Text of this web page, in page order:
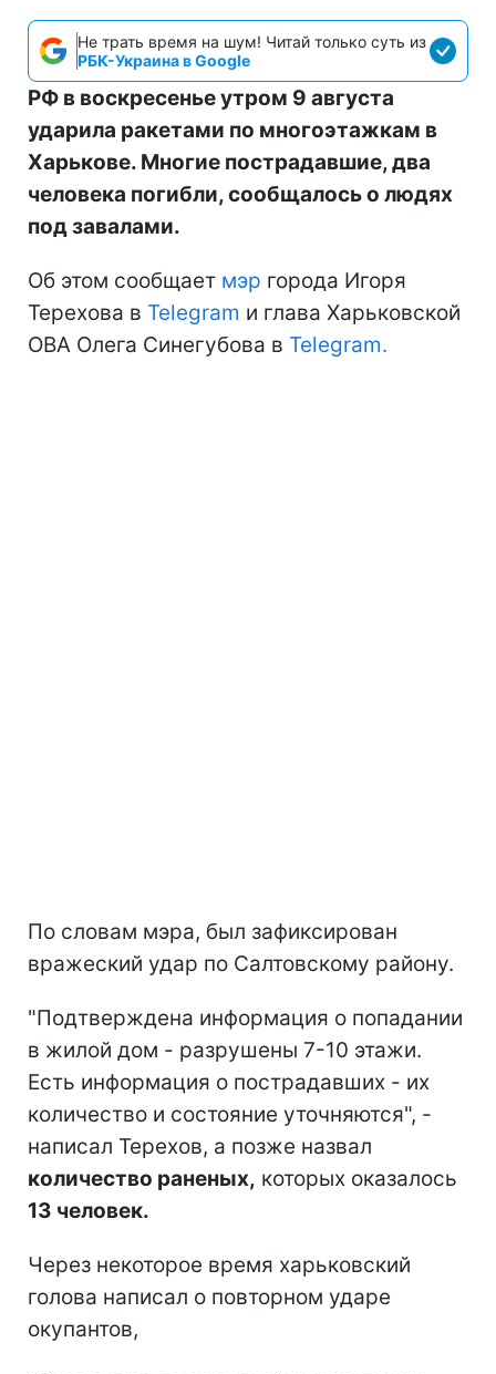
Не трать время на шум! Читай только суть из
РБК-Украина в Google
РФ в воскресенье утром 9 августа
ударила ракетами по многоэтажкам в
Харькове. Многие пострадавшие, два
человека погибли, сообщалось о людях
под завалами.
Об этом сообщает мэр города Игоря
Терехова в Telegram и глава Харьковской
ОВА Олега Синегубова в Telegram.
По словам мэра, был зафиксирован
вражеский удар по Салтовскому району.
"Подтверждена информация о попадании
в жилой дом - разрушены 7-10 этажи.
Есть информация о пострадавших - их
количество и состояние уточняются", -
написал Терехов, а позже назвал
количество раненых, которых оказалось
13 человек.
Через некоторое время харьковский
голова написал о повторном ударе
окупантов,